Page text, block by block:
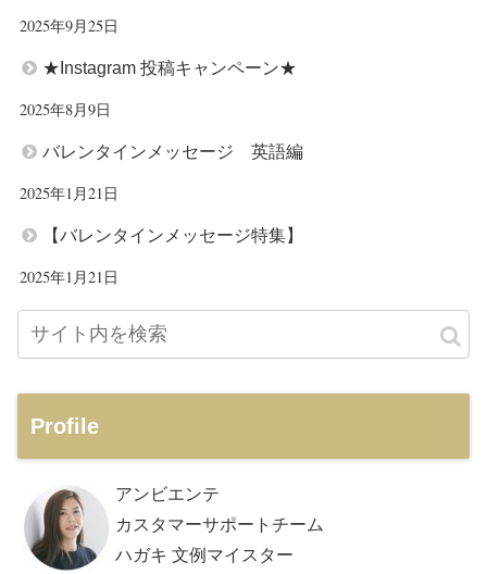
2025年9月25日
★Instagram 投稿キャンペーン★
2025年8月9日
バレンタインメッセージ 英語編
2025年1月21日
【バレンタインメッセージ特集】
2025年1月21日
Profile
アンビエンテ
カスタマーサポートチーム
ハガキ 文例マイスター